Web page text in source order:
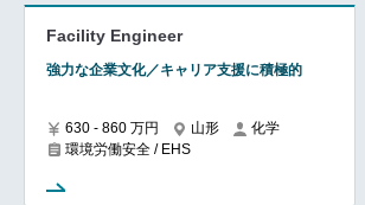
Facility Engineer
強力な企業文化／キャリア支援に積極的
630 - 860 万円 山形
化学
環境労働安全 / EHS